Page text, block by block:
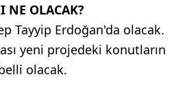
NE OLACAK?
Tayyip Erdoğan'da olacak.
yeni projedeki konutların
olacak.